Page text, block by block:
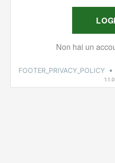
FOOTER_PRIVACY_POLICY •
1.1.0